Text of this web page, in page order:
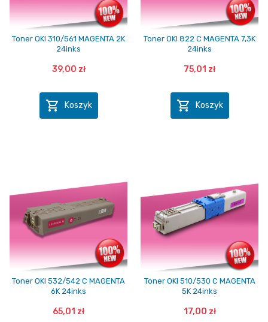
Toner OKI 310/561 MAGENTA 2K
24inks
39,00 zł
 Koszyk
Toner OKI 822 C MAGENTA 7,3K
24inks
75,01 zł
 Koszyk
Toner OKI 532/542 C MAGENTA
6K 24inks
65,01 zł
Toner OKI 510/530 C MAGENTA
5K 24inks
17,00 zł